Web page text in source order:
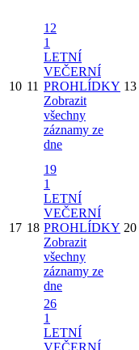
10 11
12
1
LETNÍ
VEČERNÍ
PROHLÍDKY
Zobrazit
všechny
záznamy ze
dne
13
17 18
19
1
LETNÍ
VEČERNÍ
PROHLÍDKY
Zobrazit
všechny
záznamy ze
dne
20
26
1
LETNÍ
VEČERNÍ